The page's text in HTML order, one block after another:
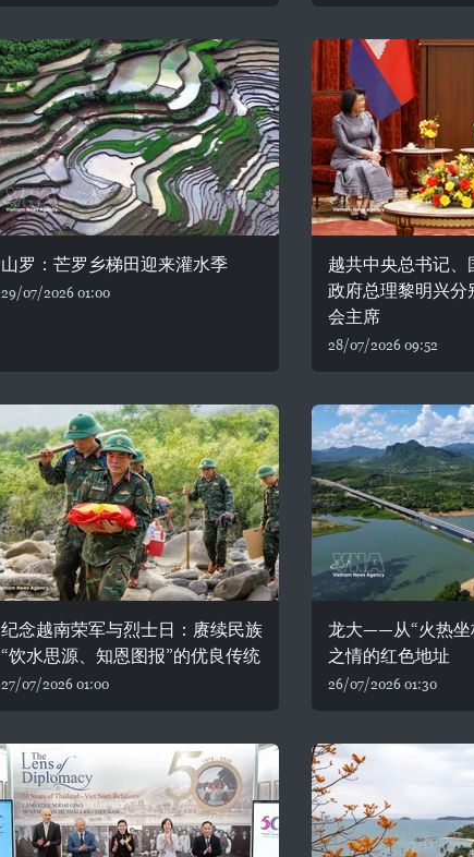
山罗：芒罗乡梯田迎来灌水季
29/07/2026 01:00
越共中央总书记、
政府总理黎明兴分
会主席
28/07/2026 09:52
纪念越南荣军与烈士日：赓续民族
“饮水思源、知恩图报”的优良传统
27/07/2026 01:00
龙大——从“火热坐
之情的红色地址
26/07/2026 01:30